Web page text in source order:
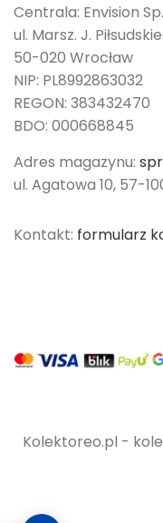
Centrala: Envision
ul. Marsz. J.
50-020 Wrocław
NIP: PL8992863032
REGON: 383432470
BDO: 000668845
Adres magazynu:
ul. Agatowa 10, 57-
Kontakt: formularz
Kolektoreo.pl -